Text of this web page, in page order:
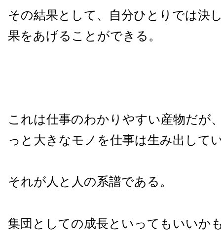
その結果として、自分ひとりでは決
果をあげることができる。
これは仕事のわかりやすい産物だが
っと大きなモノを仕事は生み出して
それが人と人の系譜である。
集団としての成長といってもいいか